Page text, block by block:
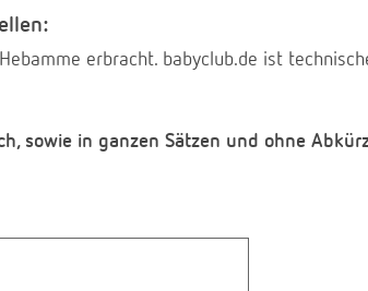
erbracht. babyclub.de ist
sowie in ganzen Sätzen und ohne